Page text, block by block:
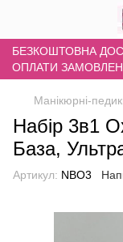
БЕЗКОШТОВНА
ОПЛАТИ
Манікюрні-
Набір 3в1
База,
Артикул: NBO3